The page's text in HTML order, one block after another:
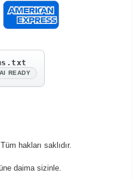
AI READY
hakları saklıdır.
daima sizinle.